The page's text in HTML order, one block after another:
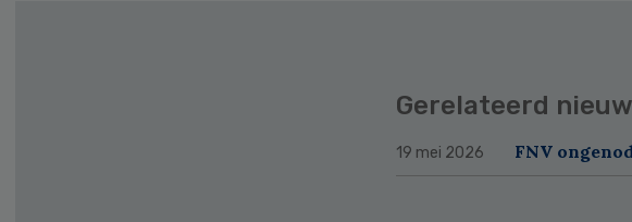
Gerelateerd
19 mei 2026 FNV